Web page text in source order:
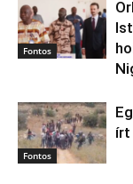
Fontos
Fontos
írt